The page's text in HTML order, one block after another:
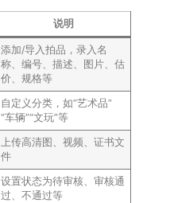
说明
添加/导入拍品，录入名
称、编号、描述、图片、估
价、规格等
自定义分类，如“艺术品”
“车辆”“文玩”等
上传高清图、视频、证书文
件
设置状态为待审核、审核通
过、不通过等